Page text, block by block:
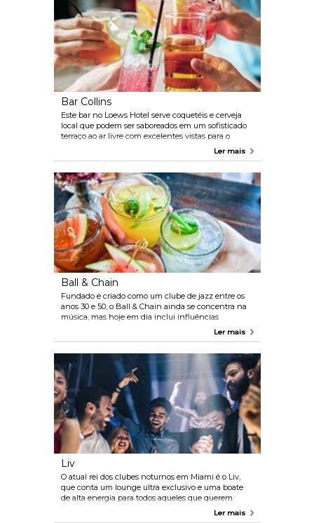
Bar Collins
Este bar no Loews Hotel serve coquetéis e cerveja
local que podem ser saboreados em um sofisticado
terraço ao ar livre com excelentes vistas para o
Wynwood Arts District de Miami. Caso bata aquela
Ler mais
Ball & Chain
Fundado e criado como um clube de jazz entre os
anos 30 e 50, o Ball & Chain ainda se concentra na
música, mas hoje em dia inclui influências
Ler mais
Liv
O atual rei dos clubes noturnos em Miami é o Liv,
que conta um lounge ultra exclusivo e uma boate
de alta energia para todos aqueles que querem
dançar a noite toda. Famosa entre as celebridades,
Ler mais